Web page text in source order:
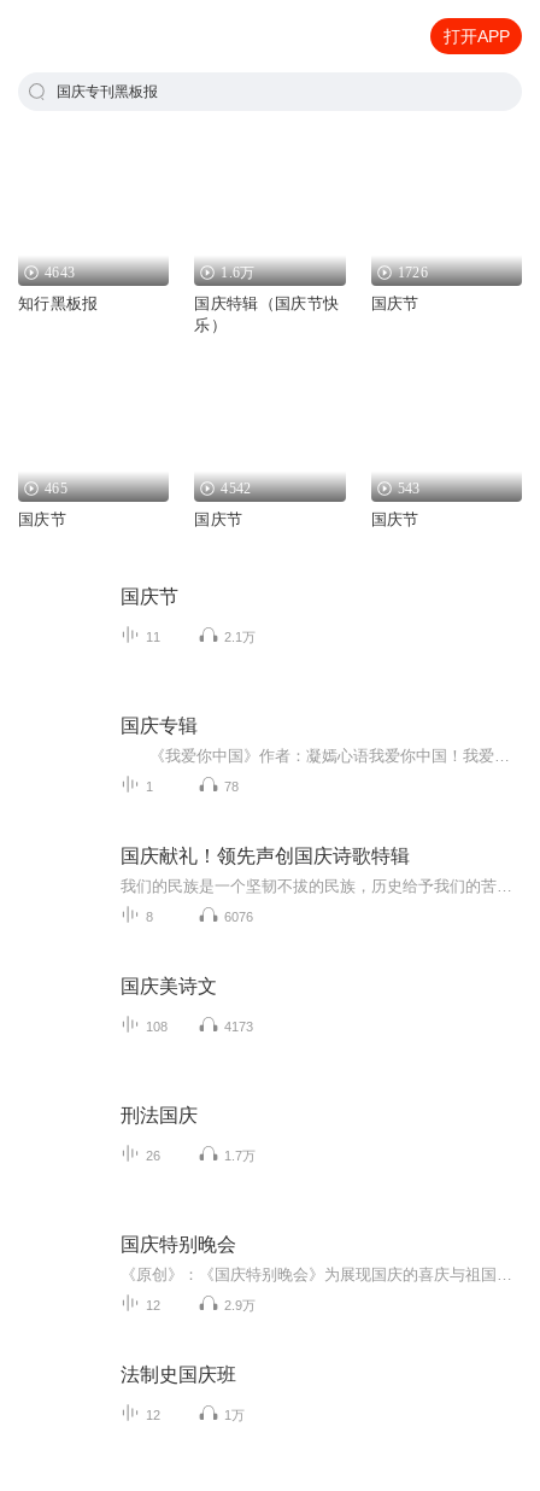
打开APP
国庆专刊黑板报
4643
知行黑板报
1.6万
国庆特辑（国庆节快
乐）
1726
国庆节
465
国庆节
4542
国庆节
543
国庆节
国庆节
11 2.1万
国庆专辑
1 78
国庆献礼！领先声创国庆诗歌特辑
8 6076
国庆美诗文
108 4173
刑法国庆
26 1.7万
国庆特别晚会
12 2.9万
法制史国庆班
12 1万